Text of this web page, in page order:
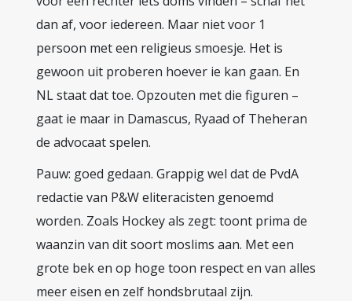
dan af, voor iedereen. Maar niet voor 1
persoon met een religieus smoesje. Het is
gewoon uit proberen hoever ie kan gaan. En
NL staat dat toe. Opzouten met die figuren –
gaat ie maar in Damascus, Ryaad of Theheran
de advocaat spelen.
Pauw: goed gedaan. Grappig wel dat de PvdA
redactie van P&W eliteracisten genoemd
worden. Zoals Hockey als zegt: toont prima de
waanzin van dit soort moslims aan. Met een
grote bek en op hoge toon respect en van alles
meer eisen en zelf hondsbrutaal zijn.